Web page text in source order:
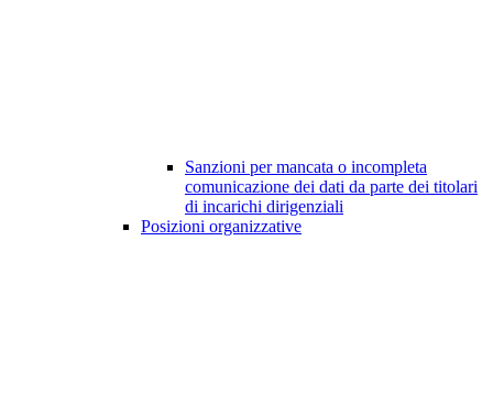
Sanzioni per mancata o incompleta
comunicazione dei dati da parte dei titolari
di incarichi dirigenziali
Posizioni organizzative